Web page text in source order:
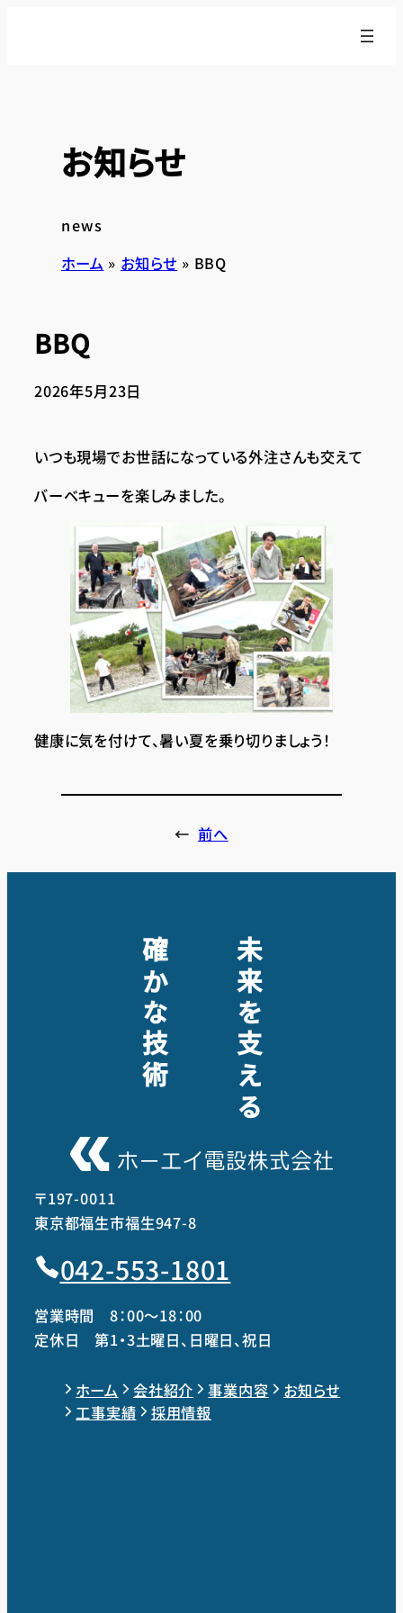
お知らせ
news
ホーム » お知らせ » BBQ
BBQ
2026年5月23日
いつも現場でお世話になっている外注さんも交えて
バーベキューを楽しみました。
健康に気を付けて、暑い夏を乗り切りましょう！
← 前へ
確かな技術 未来を支える
〒197-0011
東京都福生市福生947-8
042-553-1801
営業時間 8：00～18：00
定休日 第1・3土曜日、日曜日、祝日
ホーム 会社紹介 事業内容
お知らせ
工事実績
採用情報